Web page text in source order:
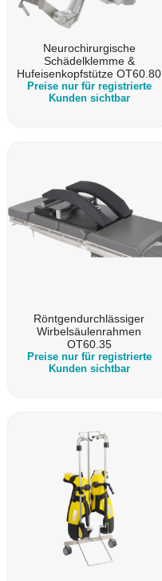
Neurochirurgische
Schädelklemme &
Hufeisenkopfstütze OT60.80
Preise nur für registrierte
Kunden sichtbar
Röntgendurchlässiger
Wirbelsäulenrahmen
OT60.35
Preise nur für registrierte
Kunden sichtbar